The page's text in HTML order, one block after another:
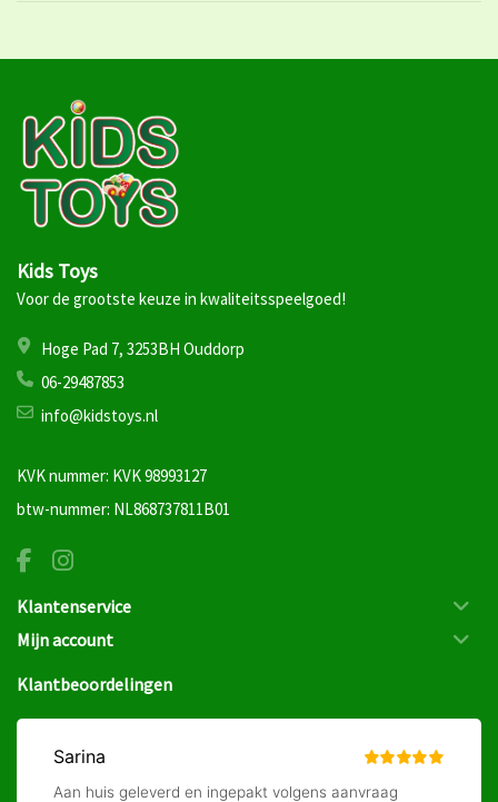
Kids Toys
Voor de grootste keuze in kwaliteitsspeelgoed!
Hoge Pad 7, 3253BH Ouddorp
06-29487853
info@kidstoys.nl
KVK nummer: KVK 98993127
btw-nummer: NL868737811B01
Klantenservice
Mijn account
Klantbeoordelingen